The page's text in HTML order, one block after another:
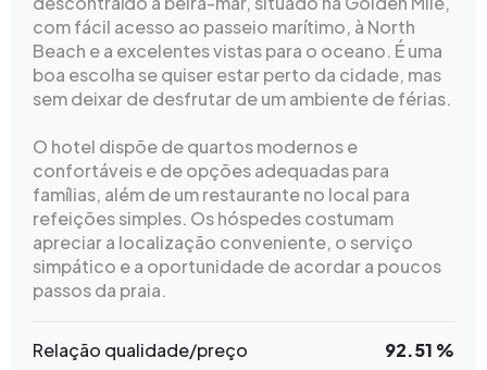
com fácil acesso ao passeio marítimo, à North
Beach e a excelentes vistas para o oceano. É uma
boa escolha se quiser estar perto da cidade, mas
sem deixar de desfrutar de um ambiente de férias.
O hotel dispõe de quartos modernos e
confortáveis e de opções adequadas para
famílias, além de um restaurante no local para
refeições simples. Os hóspedes costumam
apreciar a localização conveniente, o serviço
simpático e a oportunidade de acordar a poucos
passos da praia.
Relação qualidade/preço 92.51 %